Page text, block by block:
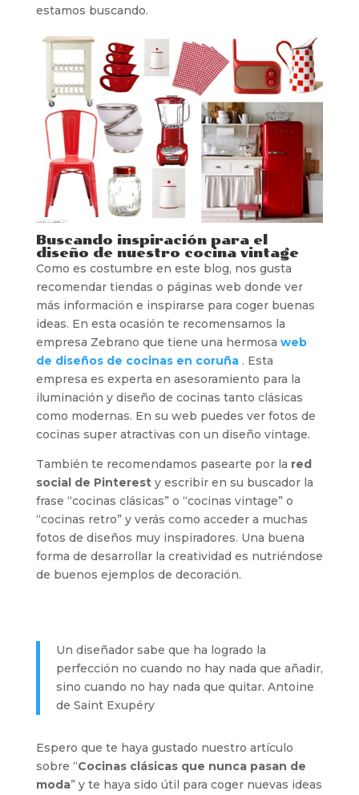
estamos buscando.
Buscando inspiración para el
diseño de nuestro cocina vintage
Como es costumbre en este blog, nos gusta
recomendar tiendas o páginas web donde ver
más información e inspirarse para coger buenas
ideas. En esta ocasión te recomensamos la
empresa Zebrano que tiene una hermosa web
de diseños de cocinas en coruña. Esta
empresa es experta en asesoramiento para la
iluminación y diseño de cocinas tanto clásicas
como modernas. En su web puedes ver fotos de
cocinas super atractivas con un diseño vintage.
También te recomendamos pasearte por la red
social de Pinteresty escribir en su buscador la
frase “cocinas clásicas” o “cocinas vintage” o
“cocinas retro” y verás como acceder a muchas
fotos de diseños muy inspiradores. Una buena
forma de desarrollar la creatividad es nutriéndose
de buenos ejemplos de decoración.
Un diseñador sabe que ha logrado la
perfección no cuando no hay nada que añadir,
sino cuando no hay nada que quitar. Antoine
de Saint Exupéry
Espero que te haya gustado nuestro artículo
sobre “Cocinas clásicas que nunca pasan de
moda” y te haya sido útil para coger nuevas ideas